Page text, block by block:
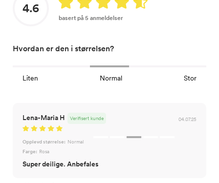
4.6
basert på 5 anmeldelser
Hvordan er den i størrelsen?
Liten Normal Stor
Lena-Maria H 04.07.25
Verifisert kunde
Opplevd størrelse: Normal
Farge: Rosa
Super deilige. Anbefales